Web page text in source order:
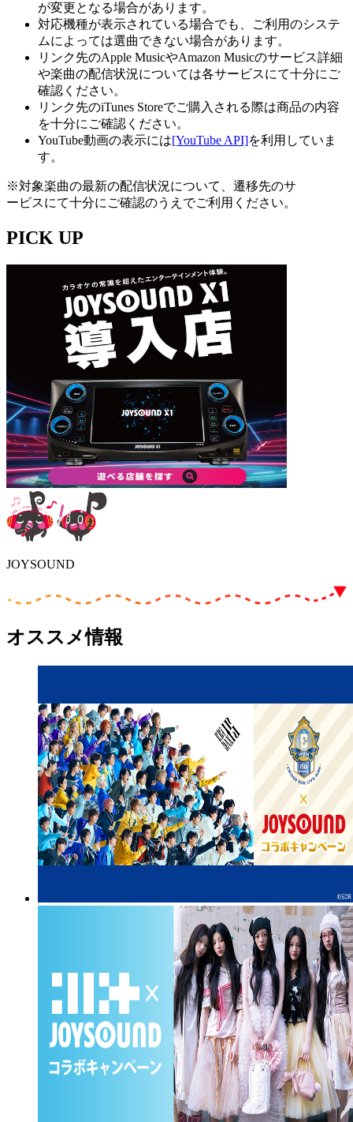
が変更となる場合があります。
対応機種が表示されている場合でも、ご利用のシステ
ムによっては選曲できない場合があります。
リンク先のApple MusicやAmazon Musicのサービス詳細
や楽曲の配信状況については各サービスにて十分にご
確認ください。
リンク先のiTunes Storeでご購入される際は商品の内容
を十分にご確認ください。
YouTube動画の表示には[YouTube API]を利用していま
す。
※対象楽曲の最新の配信状況について、遷移先のサ
ービスにて十分にご確認のうえでご利用ください。
PICK UP
JOYSOUND
オススメ情報